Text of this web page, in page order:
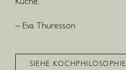
– Eva Thuresson
SIEHE KOCHPHILOSOPHIE